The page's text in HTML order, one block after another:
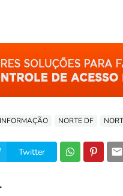
INFORMAÇÃO NORTE DF
Twitter